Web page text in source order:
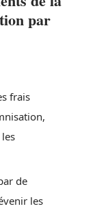
par
frais
de
les